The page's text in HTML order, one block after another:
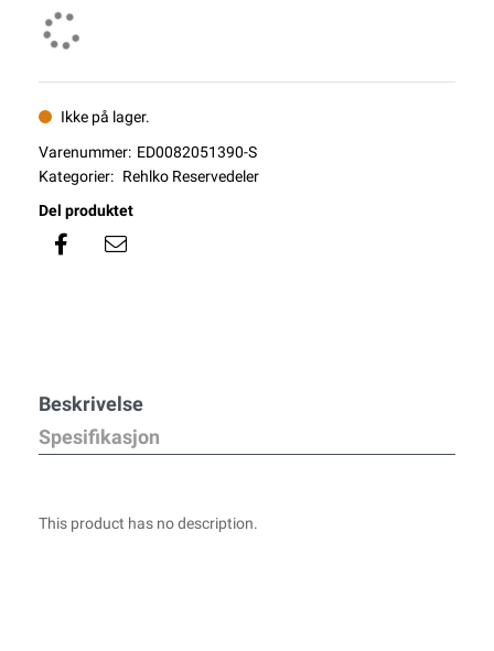
Ikke på lager.
Varenummer: ED0082051390-S
Kategorier: Rehlko Reservedeler
Del produktet
Beskrivelse
Spesifikasjon
This product has no description.